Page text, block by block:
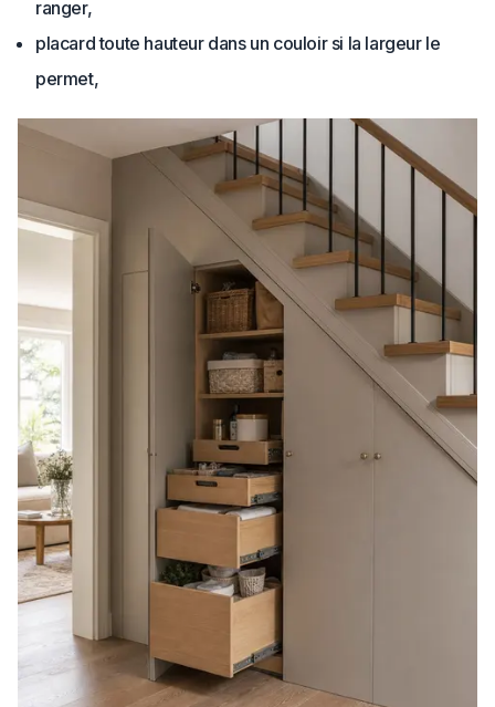
ranger,
placard toute hauteur dans un couloir si la largeur le
permet,